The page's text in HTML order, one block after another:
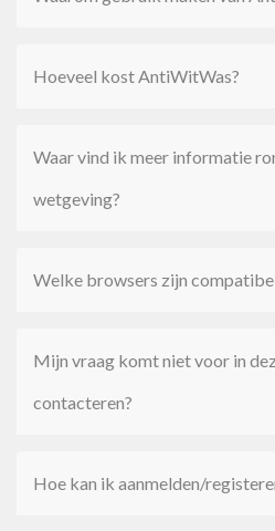
Hoeveel kost AntiWitWas?
Waar vind ik meer informatie
wetgeving?
Welke browsers zijn
Mijn vraag komt niet voor in
contacteren?
Hoe kan ik aanmelden/